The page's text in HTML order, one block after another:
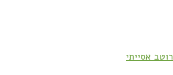
אסייתי